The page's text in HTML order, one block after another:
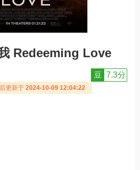
Redeeming Love
豆 7.3分
更新于 2024-10-09 12:04:22